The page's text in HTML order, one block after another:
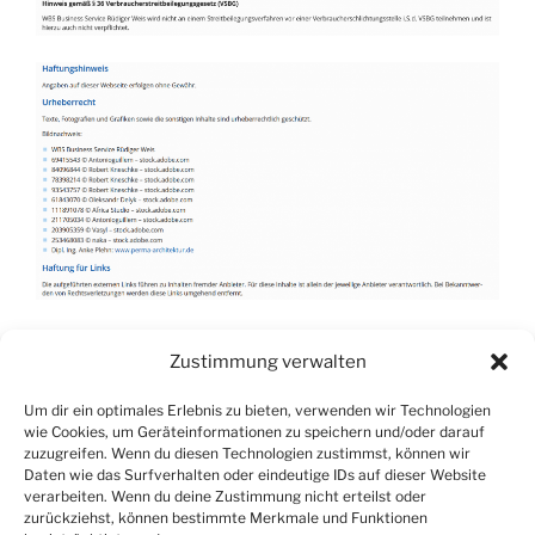
Zustimmung verwalten
Um dir ein optimales Erlebnis zu bieten, verwenden wir Technologien
wie Cookies, um Geräteinformationen zu speichern und/oder darauf
zuzugreifen. Wenn du diesen Technologien zustimmst, können wir
Daten wie das Surfverhalten oder eindeutige IDs auf dieser Website
verarbeiten. Wenn du deine Zustimmung nicht erteilst oder
zurückziehst, können bestimmte Merkmale und Funktionen